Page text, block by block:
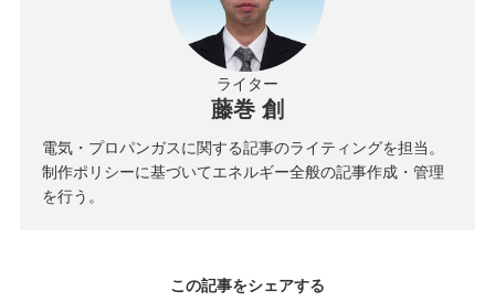
ライター
藤巻 創
電気・プロパンガスに関する記事のライティングを担当。
制作ポリシーに基づいてエネルギー全般の記事作成・管理
を行う。
この記事をシェアする